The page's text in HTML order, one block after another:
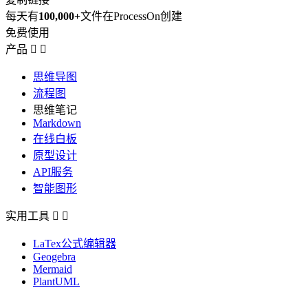
每天有100,000+文件在ProcessOn创建
免费使用
产品  
思维导图
流程图
思维笔记
Markdown
在线白板
原型设计
API服务
智能图形
实用工具  
LaTex公式编辑器
Geogebra
Mermaid
PlantUML